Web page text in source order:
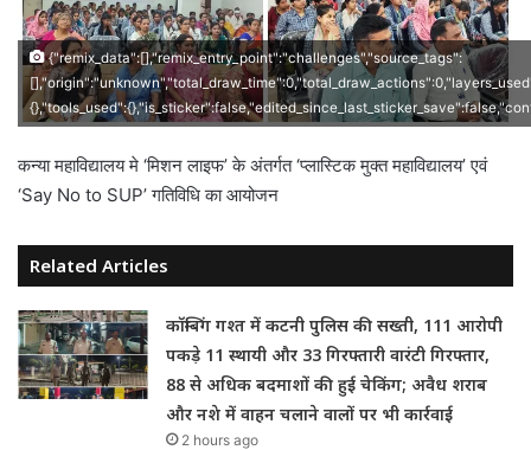
{"remix_data":[],"remix_entry_point":"challenges","source_tags":
कन्या महाविद्यालय मे ‘मिशन लाइफ’ के अंतर्गत ‘प्लास्टिक मुक्त महाविद्यालय’ एवं
‘Say No to SUP’ गतिविधि का आयोजन
Related Articles
कॉम्बिंग गश्त में कटनी पुलिस की सख्ती, 111 आरोपी
पकड़े 11 स्थायी और 33 गिरफ्तारी वारंटी गिरफ्तार,
88 से अधिक बदमाशों की हुई चेकिंग; अवैध शराब
और नशे में वाहन चलाने वालों पर भी कार्रवाई
2 hours ago